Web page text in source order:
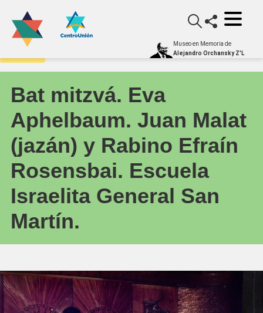
Museo en Memoria de
Alejandro Orchansky Z'L
Archivo
Bat mitzvá. Eva
Aphelbaum. Juan Malat
(jazán) y Rabino Efraín
Rosensbai. Escuela
Israelita General San
Martín.